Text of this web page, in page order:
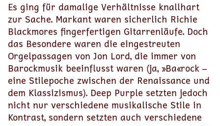
Es ging für damalige Verhältnisse knallhart
zur Sache. Markant waren sicherlich Richie
Blackmores fingerfertigen Gitarrenläufe. Doch
das Besondere waren die eingestreuten
Orgelpassagen von Jon Lord, die immer von
Barockmusik beeinflusst waren (ja, »Ba«rock –
eine Stilepoche zwischen der Renaissance und
dem Klassizismus). Deep Purple setzten jedoch
nicht nur verschiedene musikalische Stile in
Kontrast, sondern setzten auch verschiedene